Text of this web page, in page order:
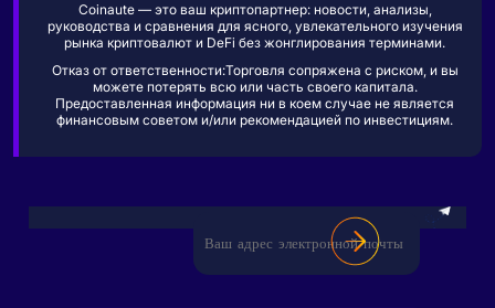
Coinaute — это ваш криптопартнер: новости, анализы,
руководства и сравнения для ясного, увлекательного изучения
рынка криптовалют и DeFi без жонглирования терминами.
Отказ от ответственности:Торговля сопряжена с риском, и вы
можете потерять всю или часть своего капитала.
Предоставленная информация ни в коем случае не является
финансовым советом и/или рекомендацией по инвестициям.